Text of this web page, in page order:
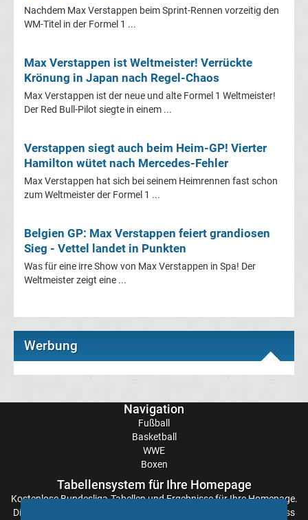
League
Conference
Tabelle
Formel
Rennkalender
Transfergerüchte
Programm
Nachdem Max Verstappen beim Sprint-Rennen vorzeitig den
WM-Titel in der Formel 1 ...
Max Verstappen ist Weltmeister! Verrückte
Krönung in Japan nach Regel-Chaos
Max Verstappen ist der neue und alte Formel 1 Weltmeister!
Der Red Bull-Pilot siegte in einem ...
Verstappen siegt auch beim Heim-GP! Vierter
Hamilton wütet nach Mercedes-Fehler
Max Verstappen hat sich bei seinem Heimrennen fast schon
zum Weltmeister der Formel 1 ...
Belgien GP: Max Verstappen feiert grandiosen
Sieg - Vettel landet in Punkten
Was für eine irre Show von Max Verstappen in Spa! Der
Weltmeister zeigt eine ...
Werbung
Navigation
Fußball
Basketball
WWE
Boxen
Tabellensystem für Ihre Homepage
KostenloseBundesliga-Tabellenund Ergebnisse für Ihre Homepage.
Die Aktualisierung der Ergebnisse erfolgt alle paar Minuten, sodass